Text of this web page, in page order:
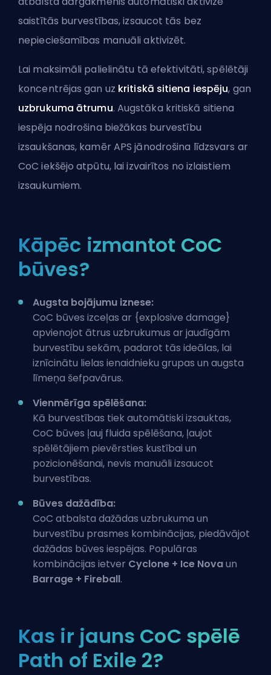
saistītās burvestības, izsaucot tās bez
nepieciešamības manuāli aktivizēt.
Lai maksimāli palielinātu tā efektivitāti, spēlētāji
koncentrējas gan uz kritiskā sitiena iespēju, gan
uzbrukuma ātrumu. Augstāka kritiskā sitiena
iespēja nodrošina biežākas burvestību
izsaukšanas, kamēr APS jānodrošina līdzsvars ar
CoC iekšējo atpūtu, lai izvairītos no izlaistiem
izsaukumiem.
Kāpēc izmantot CoC
būves?
Augsta bojājumu iznese:
CoC būves izceļas ar {explosive damage}
apvienojot ātrus uzbrukumus ar jaudīgām
burvestību sekām, padarot tās ideālas, lai
iznīcinātu lielas ienaidnieku grupas un augsta
līmeņa šefpavārus.
Vienmērīga spēlēšana:
Kā burvestības tiek automātiski izsauktas,
CoC būves ļauj fluida spēlēšana, ļaujot
spēlētājiem pievērsties kustībai un
pozicionēšanai, nevis manuāli izsaucot
burvestības.
Būves dažādība:
CoC atbalsta dažādas uzbrukuma un
burvestību prasmes kombinācijas, piedāvājot
dažādas būves iespējas. Populāras
kombinācijas ietver Cyclone + Ice Novaun
Barrage + Fireball.
Kas ir jauns CoC spēlē
Path of Exile 2?